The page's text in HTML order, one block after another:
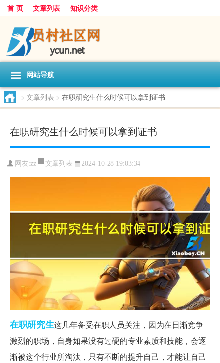
首 页 文章列表 知识分类
网站导航
> 文章列表 > 在职研究生什么时候可以拿到证书
在职研究生什么时候可以拿到证书
网友:zz 文章列表 2024-10-28 19:03:34
在职研究生这几年备受在职人员关注，因为在日渐竞争
激烈的职场，自身如果没有过硬的专业素质和技能，会逐
渐被这个行业所淘汰，只有不断的提升自己，才能让自己